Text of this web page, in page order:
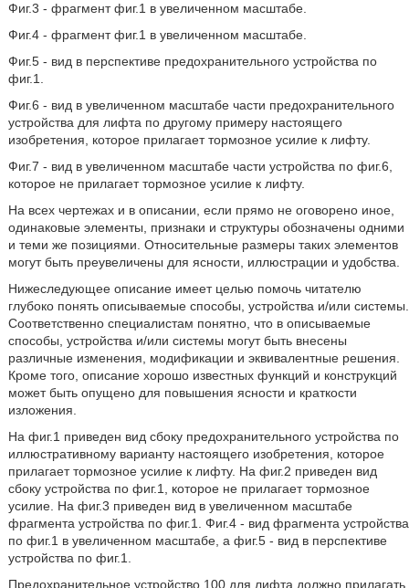
Фиг.3 - фрагмент фиг.1 в увеличенном масштабе.
Фиг.4 - фрагмент фиг.1 в увеличенном масштабе.
Фиг.5 - вид в перспективе предохранительного устройства по
фиг.1.
Фиг.6 - вид в увеличенном масштабе части предохранительного
устройства для лифта по другому примеру настоящего
изобретения, которое прилагает тормозное усилие к лифту.
Фиг.7 - вид в увеличенном масштабе части устройства по фиг.6,
которое не прилагает тормозное усилие к лифту.
На всех чертежах и в описании, если прямо не оговорено иное,
одинаковые элементы, признаки и структуры обозначены одними
и теми же позициями. Относительные размеры таких элементов
могут быть преувеличены для ясности, иллюстрации и удобства.
Нижеследующее описание имеет целью помочь читателю
глубоко понять описываемые способы, устройства и/или системы.
Соответственно специалистам понятно, что в описываемые
способы, устройства и/или системы могут быть внесены
различные изменения, модификации и эквивалентные решения.
Кроме того, описание хорошо известных функций и конструкций
может быть опущено для повышения ясности и краткости
изложения.
На фиг.1 приведен вид сбоку предохранительного устройства по
иллюстративному варианту настоящего изобретения, которое
прилагает тормозное усилие к лифту. На фиг.2 приведен вид
сбоку устройства по фиг.1, которое не прилагает тормозное
усилие. На фиг.3 приведен вид в увеличенном масштабе
фрагмента устройства по фиг.1. Фиг.4 - вид фрагмента устройства
по фиг.1 в увеличенном масштабе, а фиг.5 - вид в перспективе
устройства по фиг.1.
Предохранительное устройство 100 для лифта должно прилагать